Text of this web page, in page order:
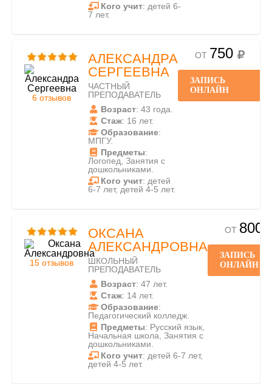
Кого учит: детей 6-
7 лет.
6 отзывов
АЛЕКСАНДРА
СЕРГЕЕВНА
ЧАСТНЫЙ
ПРЕПОДАВАТЕЛЬ
Возраст: 43 года.
Стаж: 16 лет.
Образование:
МПГУ.
Предметы:
Логопед, Занятия с
дошкольниками.
Кого учит: детей
6-7 лет, детей 4-5 лет.
ОТ 750
ЗАПИСЬ
ОНЛАЙН
15 отзывов
ОКСАНА
АЛЕКСАНДРОВНА
ШКОЛЬНЫЙ
ПРЕПОДАВАТЕЛЬ
Возраст: 47 лет.
Стаж: 14 лет.
Образование:
Педагогический колледж.
Предметы: Русский язык,
Начальная школа, Занятия с
дошкольниками.
Кого учит: детей 6-7 лет,
детей 4-5 лет.
ОТ 800
ЗАПИСЬ
ОНЛАЙН